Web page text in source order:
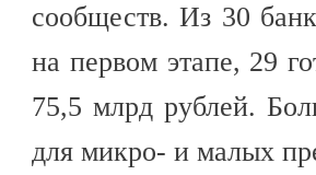
сообществ. Из 30
на первом этапе, 29
75,5 млрд рублей.
для микро- и малых